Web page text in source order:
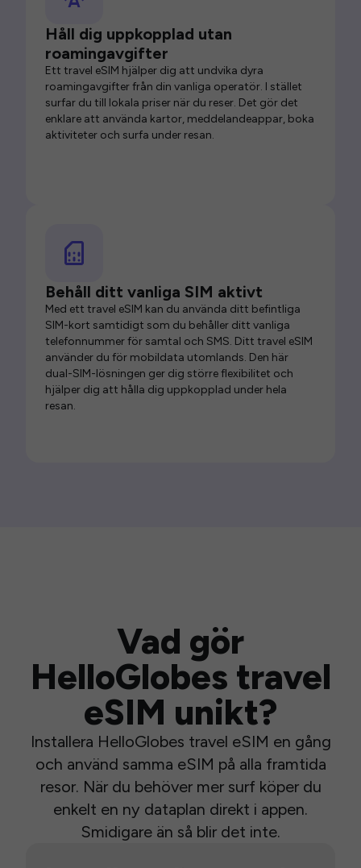
Håll dig uppkopplad utan
roamingavgifter
Ett travel eSIM hjälper dig att undvika dyra
roamingavgifter från din vanliga operatör. I stället
surfar du till lokala priser när du reser. Det gör det
enklare att använda kartor, meddelandeappar, boka
aktiviteter och surfa under resan.
Behåll ditt vanliga SIM aktivt
Med ett travel eSIM kan du använda ditt befintliga
SIM-kort samtidigt som du behåller ditt vanliga
telefonnummer för samtal och SMS. Ditt travel eSIM
använder du för mobildata utomlands. Den här
dual-SIM-lösningen ger dig större flexibilitet och
hjälper dig att hålla dig uppkopplad under hela
resan.
Vad gör
HelloGlobes travel
eSIM unikt?
Installera HelloGlobes travel eSIM en gång
och använd samma eSIM på alla framtida
resor. När du behöver mer surf köper du
enkelt en ny dataplan direkt i appen.
Smidigare än så blir det inte.